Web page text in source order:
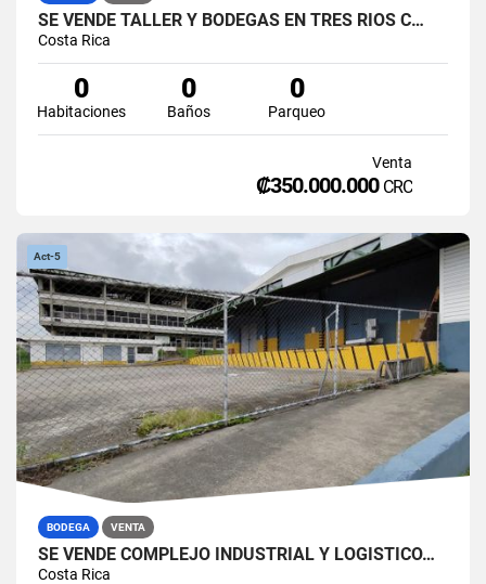
SE VENDE TALLER Y BODEGAS EN TRES RÍOS C…
Costa Rica
0
Habitaciones
0
Baños
0
Parqueo
Venta
₡350.000.000 CRC
Act-5
BODEGA VENTA
SE VENDE COMPLEJO INDUSTRIAL Y LOGÍSTICO…
Costa Rica